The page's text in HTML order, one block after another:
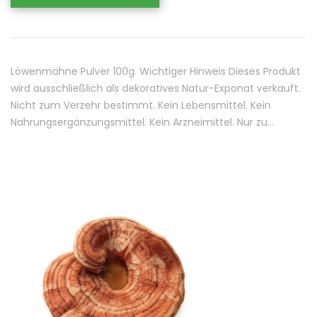
Löwenmähne Pulver 100g. Wichtiger Hinweis Dieses Produkt
wird ausschließlich als dekoratives Natur-Exponat verkauft.
Nicht zum Verzehr bestimmt. Kein Lebensmittel. Kein
Nahrungsergänzungsmittel. Kein Arzneimittel. Nur zu…